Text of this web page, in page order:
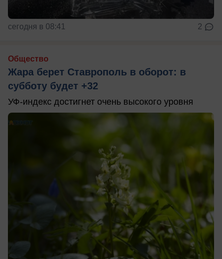
сегодня в 08:41 2
Общество
Жара берет Ставрополь в оборот: в
субботу будет +32
УФ-индекс достигнет очень высокого уровня